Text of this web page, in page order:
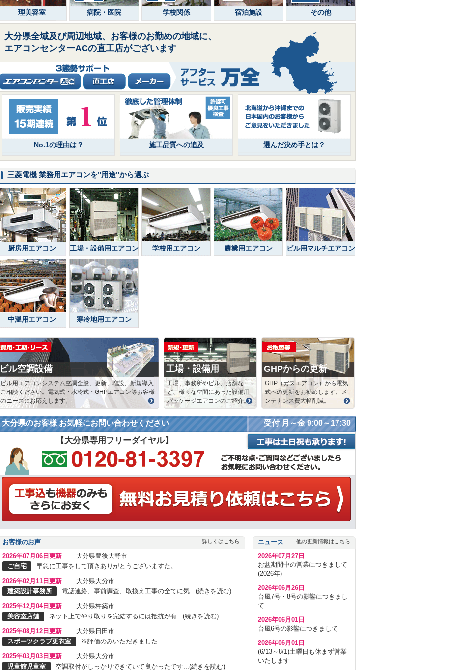
理美容室 病院・医院 学校関係 宿泊施設 その他
大分県全域及び周辺地域、お客様のお勤めの地域に、
エアコンセンターACの直工店がございます
No.1の理由は？ 施工品質への追及 選んだ決め手とは？
三菱電機 業務用エアコンを"用途"から選ぶ
厨房用エアコン 工場・設備用エアコン 学校用エアコン 農業用エアコン ビル用マルチエアコン
中温用エアコン 寒冷地用エアコン
ビル空調設備
ビル用エアコンシステム空調全般、更新、増設、新規導入
ご相談ください。電気式・水冷式・GHPエアコン等お客様
のニーズにお応えします。
工場・設備用
工場、事務所やビル、店舗な
ど、様々な空間にあった設備用
パッケージエアコンのご紹介。
GHPからの更新
GHP（ガスエアコン）から電気
式への更新をお勧めします。メ
ンテナンス費大幅削減。
大分県のお客様 お気軽にお問い合わせください 受付 月～金 9:00～17:30
【大分県専用フリーダイヤル】
お客様のお声 詳しくはこちら
2026年07月06日更新
大分県豊後大野市
ご自宅
早急に工事をして頂きありがとうございますた。
2026年02月11日更新
大分県大分市
建築設計事務所
電話連絡、事前調査、取換え工事の全てに気...(続きを読む)
2025年12月04日更新
大分県杵築市
美容室店舗
ネット上でやり取りを完結するには抵抗が有...(続きを読む)
2025年08月12日更新
大分県日田市
スポーツクラブ更衣室
※評価のみいただきました
2025年03月03日更新
大分県大分市
児童館児童室
空調取付がしっかりできていて良かったです...(続きを読む)
ニュース 他の更新情報はこちら
2026年07月27日
お盆期間中の営業につきまして
(2026年)
2026年06月26日
台風7号・8号の影響につきまし
て
2026年06月01日
台風6号の影響につきまして
2026年06月01日
(6/13～8/1)土曜日も休まず営業
いたします